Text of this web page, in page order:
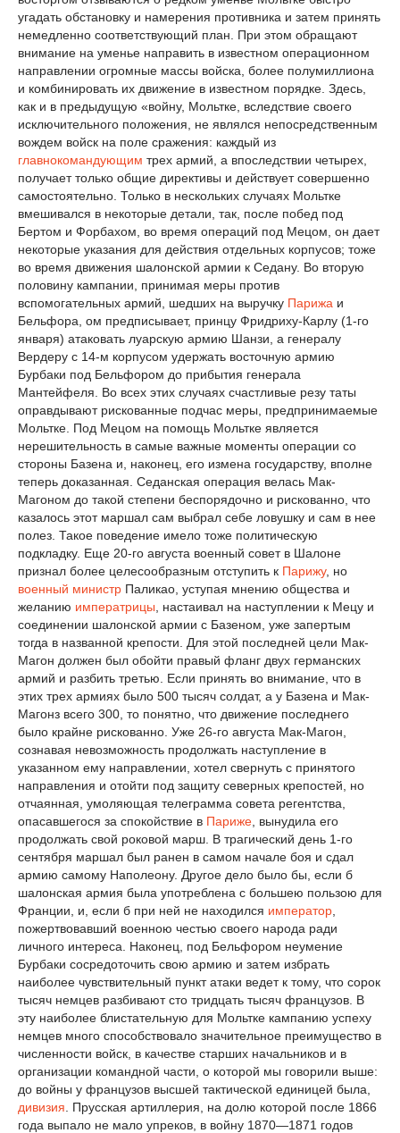
угадать обстановку и намерения противника и затем принять
немедленно соответствующий план. При этом обращают
внимание на уменье направить в известном операционном
направлении огромные массы войска, более полумиллиона
и комбинировать их движение в известном порядке. Здесь,
как и в предыдущую «войну, Мольтке, вследствие своего
исключительного положения, не являлся непосредственным
вождем войск на поле сражения: каждый из
главнокомандующим трех армий, а впоследствии четырех,
получает только общие директивы и действует совершенно
самостоятельно. Только в нескольких случаях Мольтке
вмешивался в некоторые детали, так, после побед под
Бертом и Форбахом, во время операций под Мецом, он дает
некоторые указания для действия отдельных корпусов; тоже
во время движения шалонской армии к Седану. Во вторую
половину кампании, принимая меры против
вспомогательных армий, шедших на выручку Парижа и
Бельфора, ом предписывает, принцу Фридриху-Карлу (1-го
января) атаковать луарскую армию Шанзи, а генералу
Вердеру с 14-м корпусом удержать восточную армию
Бурбаки под Бельфором до прибытия генерала
Мантейфеля. Во всех этих случаях счастливые резу таты
оправдывают рискованные подчас меры, предпринимаемые
Мольтке. Под Мецом на помощь Мольтке является
нерешительность в самые важные моменты операции со
стороны Базена и, наконец, его измена государству, вполне
теперь доказанная. Седанская операция велась Мак-
Магоном до такой степени беспорядочно и рискованно, что
казалось этот маршал сам выбрал себе ловушку и сам в нее
полез. Такое поведение имело тоже политическую
подкладку. Еще 20-го августа военный совет в Шалоне
признал более целесообразным отступить к Парижу, но
военный министр Паликао, уступая мнению общества и
желанию императрицы , настаивал на наступлении к Мецу и
соединении шалонской армии с Базеном, уже запертым
тогда в названной крепости. Для этой последней цели Мак-
Магон должен был обойти правый фланг двух германских
армий и разбить третью. Если принять во внимание, что в
этих трех армиях было 500 тысяч солдат, а у Базена и Мак-
Магонз всего 300, то понятно, что движение последнего
было крайне рискованно. Уже 26-го августа Мак-Магон,
сознавая невозможность продолжать наступление в
указанном ему направлении, хотел свернуть с принятого
направления и отойти под защиту северных крепостей, но
отчаянная, умоляющая телеграмма совета регентства,
опасавшегося за спокойствие в Париже , вынудила его
продолжать свой роковой марш. В трагический день 1-го
сентября маршал был ранен в самом начале боя и сдал
армию самому Наполеону. Другое дело было бы, если б
шалонская армия была употреблена с большею пользою для
Франции, и, если б при ней не находился император
пожертвовавший военною честью своего народа ради
личного интереса. Наконец, под Бельфором неумение
Бурбаки сосредоточить свою армию и затем избрать
наиболее чувствительный пункт атаки ведет к тому, что сорок
тысяч немцев разбивают сто тридцать тысяч французов. В
эту наиболее блистательную для Мольтке кампанию успеху
немцев много способствовало значительное преимущество в
численности войск, в качестве старших начальников и в
организации командной части, о которой мы говорили выше:
до войны у французов высшей тактической единицей была,
дивизия . Прусская артиллерия, на долю которой после 1866
года выпало не мало упреков, в войну 1870—1871 годов